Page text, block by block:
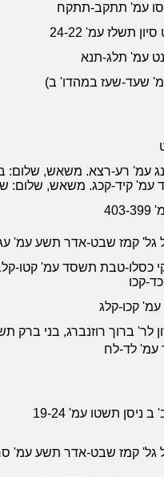
עמ' תתקב-תתקח
תשלז עמ' 24-22
עמ' תלג-תנא
שעד-שעז במהדו' ב)
עמ' רע-רצא. משאש, שלום:
עמ' קיד-קכג. משאש, שלום:
גל' קמז שבט-אדר תשע עמ'
קי כסלו-טבת תשסד עמ'
קכו
קכו-קלג
לר' ברוך רוזנברג, בני
לד-לח
תשטו עמ' 19-24
גל' קמז שבט-אדר תשע עמ'